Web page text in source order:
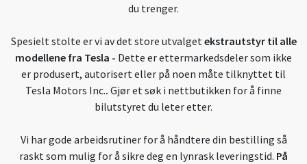
du trenger.
Spesielt stolte er vi av det store utvalget ekstrautstyr til alle
modellene fra Tesla - Dette er ettermarkedsdeler som ikke
er produsert, autorisert eller på noen måte tilknyttet til
Tesla Motors Inc.. Gjør et søk i nettbutikken for å finne
bilutstyret du leter etter.
Vi har gode arbeidsrutiner for å håndtere din bestilling så
raskt som mulig for å sikre deg en lynrask leveringstid. På